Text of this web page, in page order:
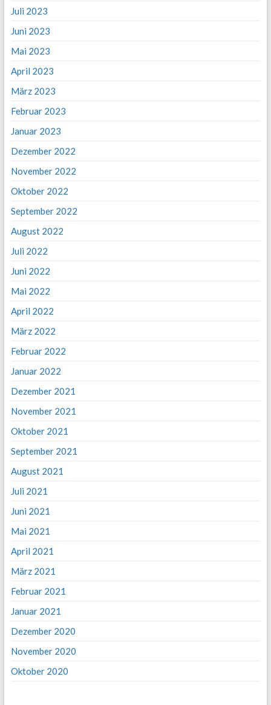
Juli 2023
Juni 2023
Mai 2023
April 2023
März 2023
Februar 2023
Januar 2023
Dezember 2022
November 2022
Oktober 2022
September 2022
August 2022
Juli 2022
Juni 2022
Mai 2022
April 2022
März 2022
Februar 2022
Januar 2022
Dezember 2021
November 2021
Oktober 2021
September 2021
August 2021
Juli 2021
Juni 2021
Mai 2021
April 2021
März 2021
Februar 2021
Januar 2021
Dezember 2020
November 2020
Oktober 2020